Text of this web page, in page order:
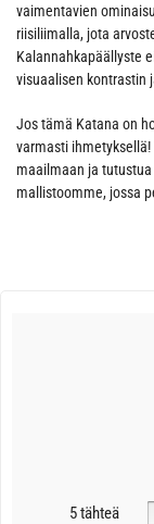
vaimentavien
riisiliimalla, jota
Kalannahkapäällyste
visuaalisen kontrastin
Jos tämä Katana on
varmasti
maailmaan ja
mallistoomme, jossa
5 tähteä